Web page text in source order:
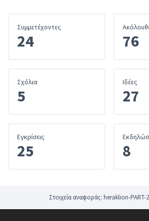
Συμμετέχοντες
24 76
Σχόλια
5
Iδέες
27
Εγκρίσεις
25 8
Στοιχεία αναφοράς: heraklion-PART-